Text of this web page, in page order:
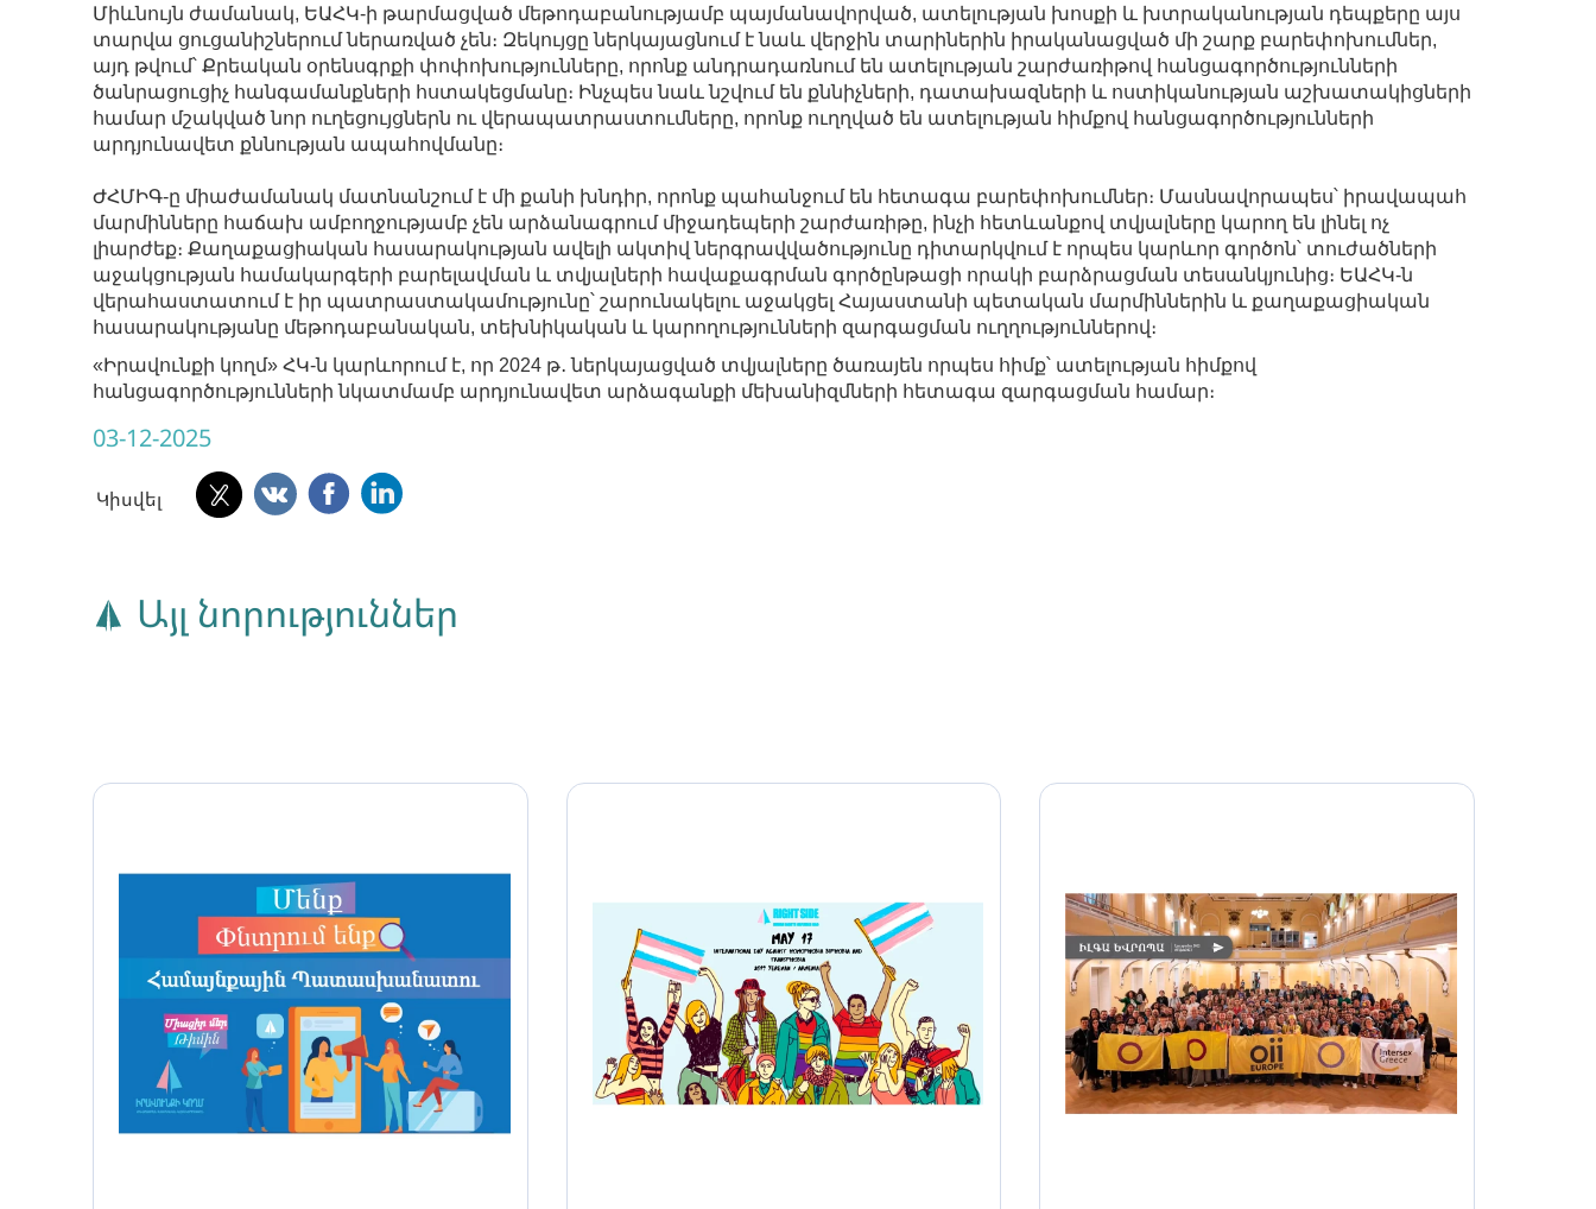
Միևնույն ժամանակ, ԵԱՀԿ-ի թարմացված մեթոդաբանությամբ պայմանավորված, ատելության խոսքի և խտրականության դեպքերը այս
տարվա ցուցանիշներում ներառված չեն։ Զեկույցը ներկայացնում է նաև վերջին տարիներին իրականացված մի շարք բարեփոխումներ,
այդ թվում՝ Քրեական օրենսգրքի փոփոխությունները, որոնք անդրադառնում են ատելության շարժառիթով հանցագործությունների
ծանրացուցիչ հանգամանքների հստակեցմանը։ Ինչպես նաև նշվում են քննիչների, դատախազների և ոստիկանության աշխատակիցների
համար մշակված նոր ուղեցույցներն ու վերապատրաստումները, որոնք ուղղված են ատելության հիմքով հանցագործությունների
արդյունավետ քննության ապահովմանը։
ԺՀՄԻԳ-ը միաժամանակ մատնանշում է մի քանի խնդիր, որոնք պահանջում են հետագա բարեփոխումներ։ Մասնավորապես՝ իրավապահ
մարմինները հաճախ ամբողջությամբ չեն արձանագրում միջադեպերի շարժառիթը, ինչի հետևանքով տվյալները կարող են լինել ոչ
լիարժեք։ Քաղաքացիական հասարակության ավելի ակտիվ ներգրավվածությունը դիտարկվում է որպես կարևոր գործոն՝ տուժածների
աջակցության համակարգերի բարելավման և տվյալների հավաքագրման գործընթացի որակի բարձրացման տեսանկյունից։ ԵԱՀԿ-ն
վերահաստատում է իր պատրաստակամությունը՝ շարունակելու աջակցել Հայաստանի պետական մարմիններին և քաղաքացիական
հասարակությանը մեթոդաբանական, տեխնիկական և կարողությունների զարգացման ուղղություններով։
«Իրավունքի կողմ» ՀԿ-ն կարևորում է, որ 2024 թ․ ներկայացված տվյալները ծառայեն որպես հիմք՝ ատելության հիմքով
հանցագործությունների նկատմամբ արդյունավետ արձագանքի մեխանիզմների հետագա զարգացման համար։
03-12-2025
Կիսվել
Այլ նորություններ